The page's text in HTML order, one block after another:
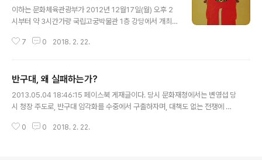
이하는 문화체육관광부가 2012년 12월17일(월) 오후 2
시부터 약 3시간가량 국립고궁박물관 1층 강당에서 개최
방안 마련 토론회 -’의 김태식 토론문이다. 토론집에 실린
함이 진정한 앎이다” 김태식 연합뉴스 문화부 기자 조선 세
종시대 이른바 6진을 개척했다는 김종서(金宗瑞)는 기실
文班과 武班의 兩班 지식 테크노크랏이 지배계급을 형성
조연으로 등장하는 사극이 국내에서는 끊임없이 생산되거
7 0 2018. 2. 22.
반구대, 왜 실패하는가?
2013.05.04 18:46:15 페이스북 게재글이다. 당시 문화재청에서는 변영섭 당
시 청장 주도로, 반구대 암각화를 수중에서 구출하자며, 대책도 없는 전쟁에 돌
고했다. 실제로 문화재청은 처참하게 패배했다. 굴욕문서에 조인까지 하지 않았
0 0 2018. 2. 22.